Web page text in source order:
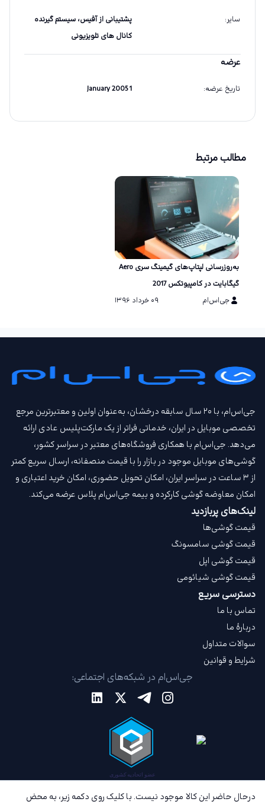
سایر:
پشتیبانی از آفیس، سیستم گیرنده
کانال های تلویزیونی
عرضه
تاریخ عرضه:
1 January 2005
مطالب مرتبط
به‌روزرسانی لپتاپ‌های گیمینگ سری Aero
گیگابایت در کامپیوتکس 2017
جی‌اس‌ام
۰۹ خرداد ۱۳۹۶
درحال حاضر این کالا موجود نیست. با کلیک روی دکمه زیر، به محض
جی‌اس‌ام، با ۲۰ سال سابقه درخشان، به‌عنوان اولین و معتبرترین مرجع
تخصصی موبایل در ایران، خدماتی فراتر از یک مارکت‌پلیس عادی ارائه
می‌دهد. جی‌اس‌ام با همکاری فروشگاه‌های معتبر در سراسر کشور،
گوشی‌های موبایل موجود در بازار را با قیمت‌ منصفانه، ارسال سریع کمتر
از ۳ ساعت در سراسر ایران، امکان تحویل حضوری، امکان خرید اعتباری و
امکان معاوضه گوشی کارکرده و بیمه جی‌اس‌ام‌ پلاس عرضه می‌کند.
لینک‌های پربازدید
قیمت گوشی‌ها
قیمت گوشی سامسونگ
قیمت گوشی اپل
قیمت گوشی شیائومی
دسترسی سریع
تماس با ما
دربارهٔ ما
سوالات متداول
شرایط و قوانین
جی‌اس‌ام در شبکه‌های اجتماعی: